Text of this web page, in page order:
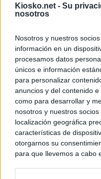
Kiosko.net - Su
nosotros
Nosotros y nuestros
información en un
procesamos datos
únicos e información
para personalizar
anuncios y del contenido
como para desarrollar y
nosotros y nuestros
localización geográfica
características de
otorgarnos su
para que llevemos a cabo